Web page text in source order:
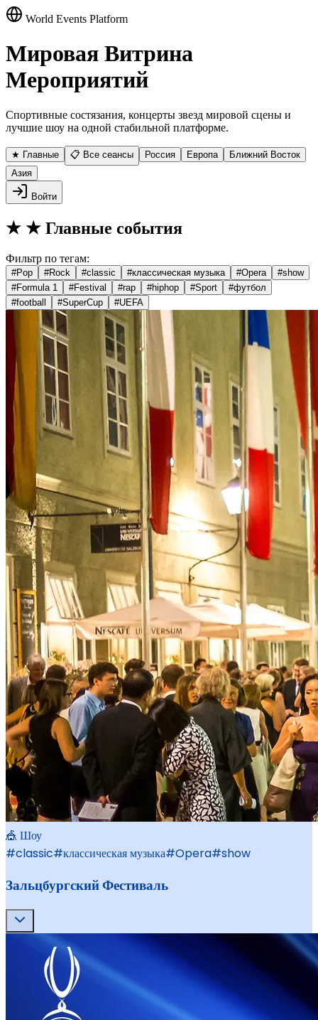
World Events Platform
Мировая Витрина
Мероприятий
Спортивные состязания, концерты звезд мировой сцены и
лучшие шоу на одной стабильной платформе.
★ Главные 📋 Все сеансы Россия Европа
Ближний Восток
Азия
Войти
★ ★ Главные события
Фильтр по тегам:
#Pop #Rock #classic #классическая музыка #Opera #show
#Formula 1 #Festival #rap #hiphop #Sport #футбол
#football #SuperCup #UEFA
🎪 Шоу
#classic#классическая музыка#Opera#show
Зальцбургский Фестиваль